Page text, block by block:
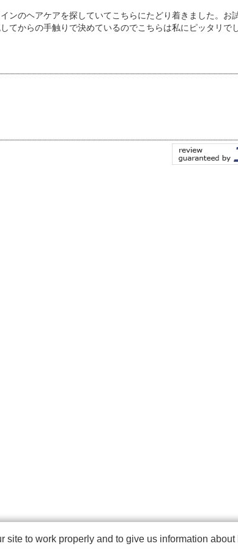
ンのヘアケアを探していてこちらにたどり着きました。お
てからの手触りで決めているのでこちらは私にピッタリで
to work properly and to give us information